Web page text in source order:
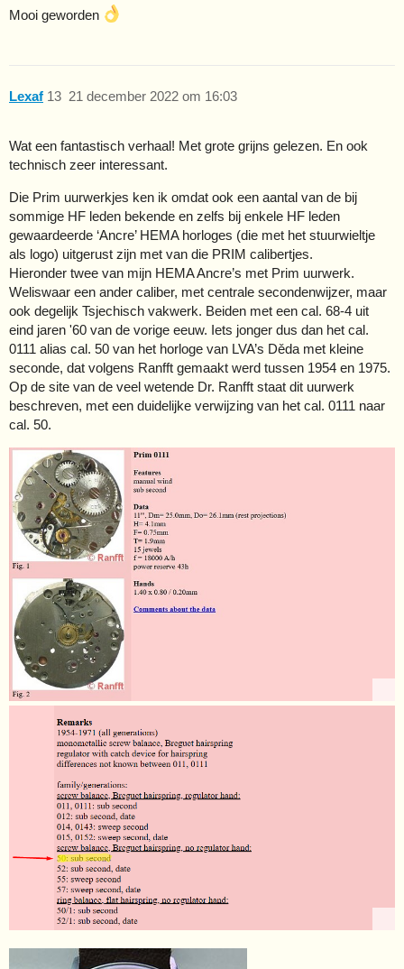
Mooi geworden
Lexaf 21 december 2022 om 16:03
13
Wat een fantastisch verhaal! Met grote grijns gelezen. En ook
technisch zeer interessant.
Die Prim uurwerkjes ken ik omdat ook een aantal van de bij
sommige HF leden bekende en zelfs bij enkele HF leden
gewaardeerde ‘Ancre’ HEMA horloges (die met het stuurwieltje
als logo) uitgerust zijn met van die PRIM calibertjes.
Hieronder twee van mijn HEMA Ancre’s met Prim uurwerk.
Weliswaar een ander caliber, met centrale secondenwijzer, maar
ook degelijk Tsjechisch vakwerk. Beiden met een cal. 68-4 uit
eind jaren '60 van de vorige eeuw. Iets jonger dus dan het cal.
0111 alias cal. 50 van het horloge van LVA’s Děda met kleine
seconde, dat volgens Ranfft gemaakt werd tussen 1954 en 1975.
Op de site van de veel wetende Dr. Ranfft staat dit uurwerk
beschreven, met een duidelijke verwijzing van het cal. 0111 naar
cal. 50.